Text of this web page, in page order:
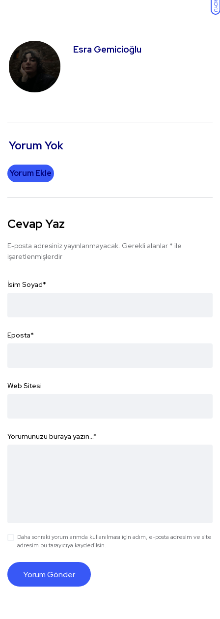
KOYU
Esra Gemicioğlu
Yorum Yok
Yorum Ekle
Cevap Yaz
E-posta adresiniz yayınlanmayacak. Gerekli alanlar * ile
işaretlenmişlerdir
İsim Soyad*
Eposta*
Web Sitesi
Yorumunuzu buraya yazın...*
Daha sonraki yorumlarımda kullanılması için adım, e-posta adresim ve site
adresim bu tarayıcıya kaydedilsin.